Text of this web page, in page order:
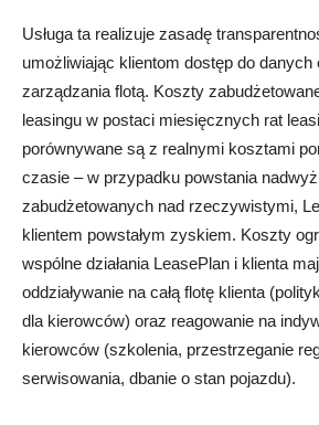
Usługa ta realizuje zasadę
umożliwiając klientom dostęp do danych
zarządzania flotą. Koszty
leasingu w postaci miesięcznych rat
porównywane są z realnymi kosztami
czasie – w przypadku powstania
zabudżetowanych nad rzeczywistymi,
klientem powstałym zyskiem. Koszty
wspólne działania LeasePlan i klienta
oddziaływanie na całą flotę klienta
dla kierowców) oraz reagowanie na
kierowców (szkolenia, przestrzeganie
serwisowania, dbanie o stan pojazdu).